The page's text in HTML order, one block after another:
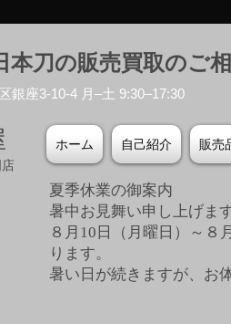
本刀の販売買取のご
銀座3-10-4 月–土 9:30–17:30
ホーム 自己紹介 販売
夏季休業の御案内
暑中お見舞い申し上げます
８月10日（月曜日）～８
ります。
暑い日が続きますが、お